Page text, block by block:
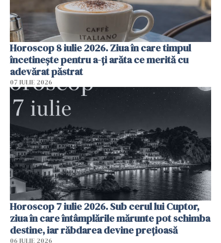
Horoscop 8 iulie 2026. Ziua în care timpul
încetinește pentru a-ți arăta ce merită cu
adevărat păstrat
07 IULIE 2026
Horoscop 7 iulie 2026. Sub cerul lui Cuptor,
ziua în care întâmplările mărunte pot schimba
destine, iar răbdarea devine prețioasă
06 IULIE 2026